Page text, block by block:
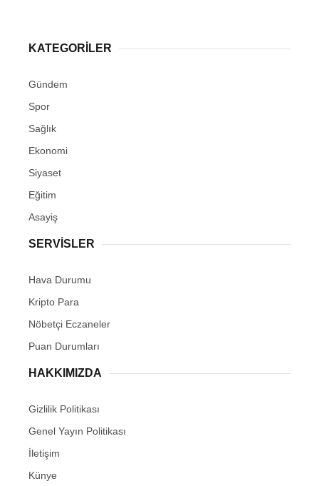
KATEGORİLER
Gündem
Spor
Sağlık
Ekonomi
Siyaset
Eğitim
Asayiş
SERVİSLER
Hava Durumu
Kripto Para
Nöbetçi Eczaneler
Puan Durumları
HAKKIMIZDA
Gizlilik Politikası
Genel Yayın Politikası
İletişim
Künye